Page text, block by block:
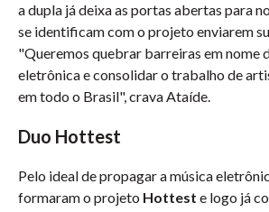
a dupla já deixa as portas abertas para
se identificam com o projeto enviarem
"Queremos quebrar barreiras em nome
eletrônica e consolidar o trabalho de
em todo o Brasil", crava Ataíde.
Duo Hottest
Pelo ideal de propagar a música
formaram o projeto Hottest e logo já